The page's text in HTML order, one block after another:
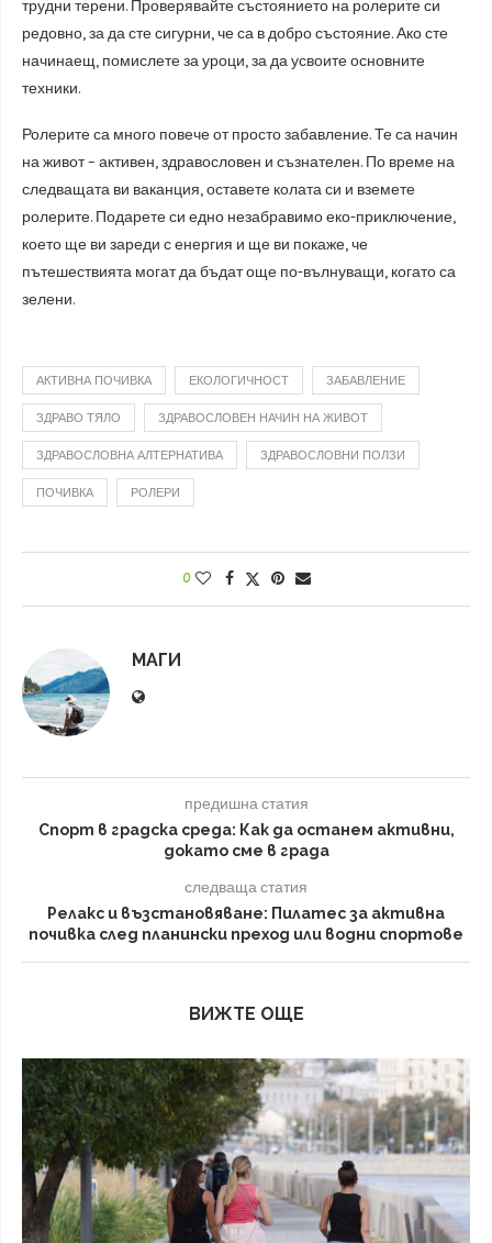
трудни терени. Проверявайте състоянието на ролерите си
редовно, за да сте сигурни, че са в добро състояние. Ако сте
начинаещ, помислете за уроци, за да усвоите основните
техники.
Ролерите са много повече от просто забавление. Те са начин
на живот – активен, здравословен и съзнателен. По време на
следващата ви ваканция, оставете колата си и вземете
ролерите. Подарете си едно незабравимо еко-приключение,
което ще ви зареди с енергия и ще ви покаже, че
пътешествията могат да бъдат още по-вълнуващи, когато са
зелени.
АКТИВНА ПОЧИВКА ЕКОЛОГИЧНОСТ ЗАБАВЛЕНИЕ
ЗДРАВО ТЯЛО ЗДРАВОСЛОВЕН НАЧИН НА ЖИВОТ
ЗДРАВОСЛОВНА АЛТЕРНАТИВА ЗДРАВОСЛОВНИ ПОЛЗИ
ПОЧИВКА РОЛЕРИ
0
МАГИ
предишна статия
Спорт в градска среда: Как да останем активни,
докато сме в града
следваща статия
Релакс и възстановяване: Пилатес за активна
почивка след планински преход или водни спортове
ВИЖТЕ ОЩЕ